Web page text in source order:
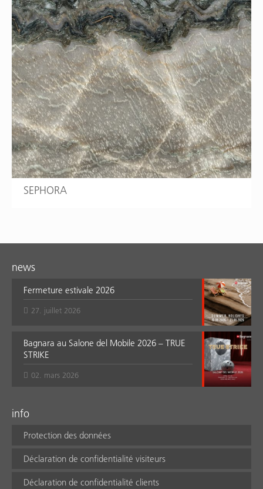
SEPHORA
news
Fermeture estivale 2026
27. juillet 2026
Bagnara au Salone del Mobile 2026 – TRUE
STRIKE
02. mars 2026
info
Protection des données
Déclaration de confidentialité visiteurs
Déclaration de confidentialité clients